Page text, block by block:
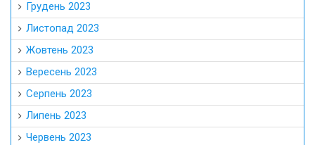
Грудень 2023
Листопад 2023
Жовтень 2023
Вересень 2023
Серпень 2023
Липень 2023
Червень 2023